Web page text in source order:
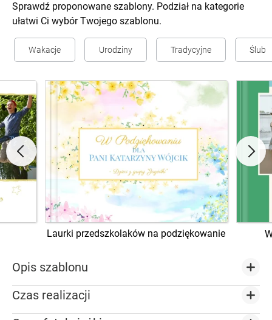
Sprawdź proponowane szablony. Podział na kategorie
ułatwi Ci wybór Twojego szablonu.
Wakacje Urodziny Tradycyjne Ślub
Laurki przedszkolaków na podziękowanie
Opis szablonu
Czas realizacji